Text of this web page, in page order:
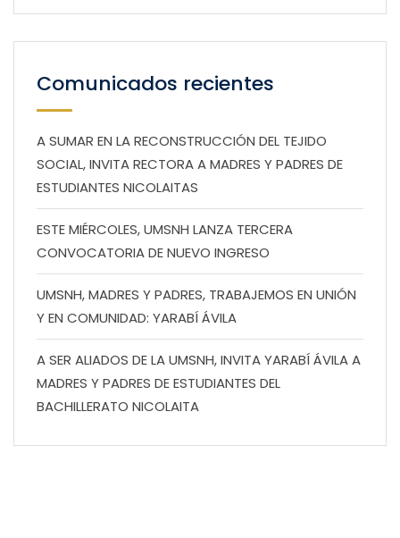
Comunicados recientes
A SUMAR EN LA RECONSTRUCCIÓN DEL TEJIDO
SOCIAL, INVITA RECTORA A MADRES Y PADRES DE
ESTUDIANTES NICOLAITAS
ESTE MIÉRCOLES, UMSNH LANZA TERCERA
CONVOCATORIA DE NUEVO INGRESO
UMSNH, MADRES Y PADRES, TRABAJEMOS EN UNIÓN
Y EN COMUNIDAD: YARABÍ ÁVILA
A SER ALIADOS DE LA UMSNH, INVITA YARABÍ ÁVILA A
MADRES Y PADRES DE ESTUDIANTES DEL
BACHILLERATO NICOLAITA